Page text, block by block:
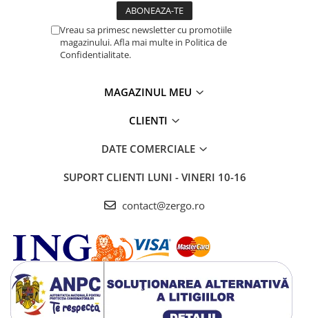
Vreau sa primesc newsletter cu promotiile
magazinului. Afla mai multe in Politica de
Confidentialitate.
MAGAZINUL MEU
CLIENTI
DATE COMERCIALE
SUPORT CLIENTI LUNI - VINERI 10-16
contact@zergo.ro